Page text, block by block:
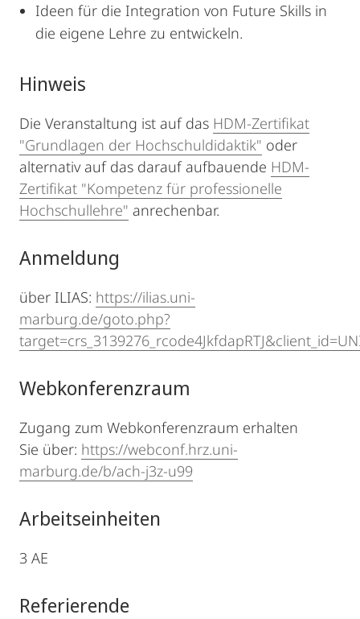
Ideen für die Integration von Future Skills in
die eigene Lehre zu entwickeln.
Hinweis
Die Veranstaltung ist auf das HDM-Zertifikat
"Grundlagen der Hochschuldidaktik" oder
alternativ auf das darauf aufbauende HDM-
Zertifikat "Kompetenz für professionelle
Hochschullehre" anrechenbar.
Anmeldung
über ILIAS: https://ilias.uni-
marburg.de/goto.php?
Webkonferenzraum
Zugang zum Webkonferenzraum erhalten
Sie über: https://webconf.hrz.uni-
marburg.de/b/ach-j3z-u99
Arbeitseinheiten
3 AE
Referierende